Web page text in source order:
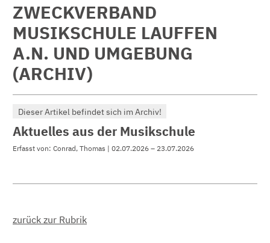
ZWECKVERBAND
MUSIKSCHULE LAUFFEN
A.N. UND UMGEBUNG
(ARCHIV)
Dieser Artikel befindet sich im Archiv!
Aktuelles aus der Musikschule
Erfasst von: Conrad, Thomas | 02.07.2026 – 23.07.2026
zurück zur Rubrik